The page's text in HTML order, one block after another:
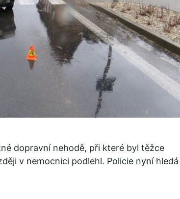
dopravní nehodě, při které byl těžce
v nemocnici podlehl. Policie nyní hledá